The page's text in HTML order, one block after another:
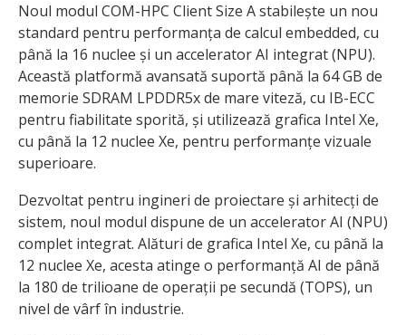
Noul modul COM-HPC Client Size A stabilește un nou
standard pentru performanța de calcul embedded, cu
până la 16 nuclee și un accelerator AI integrat (NPU).
Această platformă avansată suportă până la 64 GB de
memorie SDRAM LPDDR5x de mare viteză, cu IB-ECC
pentru fiabilitate sporită, și utilizează grafica Intel Xe,
cu până la 12 nuclee Xe, pentru performanțe vizuale
superioare.
Dezvoltat pentru ingineri de proiectare și arhitecți de
sistem, noul modul dispune de un accelerator AI (NPU)
complet integrat. Alături de grafica Intel Xe, cu până la
12 nuclee Xe, acesta atinge o performanță AI de până
la 180 de trilioane de operații pe secundă (TOPS), un
nivel de vârf în industrie.